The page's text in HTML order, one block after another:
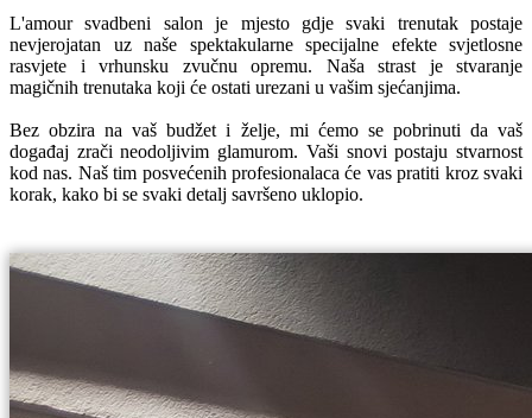
L'amour svadbeni salon je mjesto gdje svaki trenutak postaje
nevjerojatan uz naše spektakularne specijalne efekte svjetlosne
rasvjete i vrhunsku zvučnu opremu. Naša strast je stvaranje
magičnih trenutaka koji će ostati urezani u vašim sjećanjima.
Bez obzira na vaš budžet i želje, mi ćemo se pobrinuti da vaš
događaj zrači neodoljivim glamurom. Vaši snovi postaju stvarnost
kod nas. Naš tim posvećenih profesionalaca će vas pratiti kroz svaki
korak, kako bi se svaki detalj savršeno uklopio.